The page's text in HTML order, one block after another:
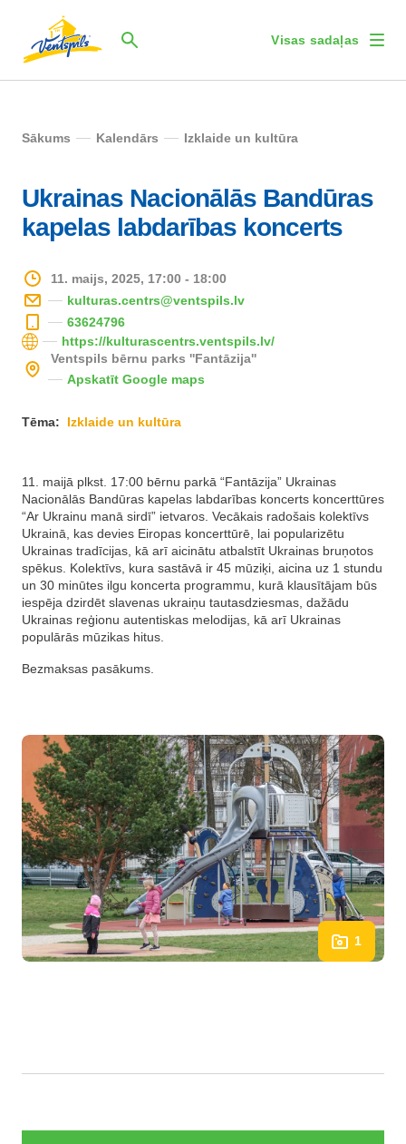
Visas sadaļas
Sākums Kalendārs Izklaide un kultūra
Ukrainas Nacionālās Bandūras
kapelas labdarības koncerts
11. maijs, 2025, 17:00 - 18:00
kulturas.centrs@ventspils.lv
63624796
https://kulturascentrs.ventspils.lv/
Ventspils bērnu parks ''Fantāzija''
Apskatīt Google maps
Tēma: Izklaide un kultūra
11. maijā plkst. 17:00 bērnu parkā “Fantāzija” Ukrainas
Nacionālās Bandūras kapelas labdarības koncerts koncerttūres
“Ar Ukrainu manā sirdī” ietvaros. Vecākais radošais kolektīvs
Ukrainā, kas devies Eiropas koncerttūrē, lai popularizētu
Ukrainas tradīcijas, kā arī aicinātu atbalstīt Ukrainas bruņotos
spēkus. Kolektīvs, kura sastāvā ir 45 mūziķi, aicina uz 1 stundu
un 30 minūtes ilgu koncerta programmu, kurā klausītājam būs
iespēja dzirdēt slavenas ukraiņu tautasdziesmas, dažādu
Ukrainas reģionu autentiskas melodijas, kā arī Ukrainas
populārās mūzikas hitus.
Bezmaksas pasākums.
1